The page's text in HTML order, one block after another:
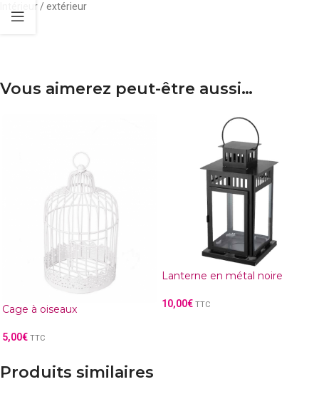
Intérieur / extérieur
Vous aimerez peut-être aussi…
Cage à oiseaux
5,00€ TTC
Lanterne en métal noire
10,00€ TTC
Produits similaires